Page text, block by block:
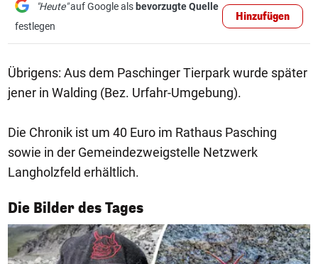
"Heute"auf Google als bevorzugte Quelle
festlegen
Hinzufügen
Übrigens: Aus dem Paschinger Tierpark wurde später
jener in Walding (Bez. Urfahr-Umgebung).
Die Chronik ist um 40 Euro im Rathaus Pasching
sowie in der Gemeindezweigstelle Netzwerk
Langholzfeld erhältlich.
Die Bilder des Tages
1/50